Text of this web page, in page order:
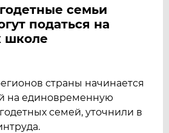
семьи
податься на
школе
страны начинается
на единовременную
семей, уточнили в